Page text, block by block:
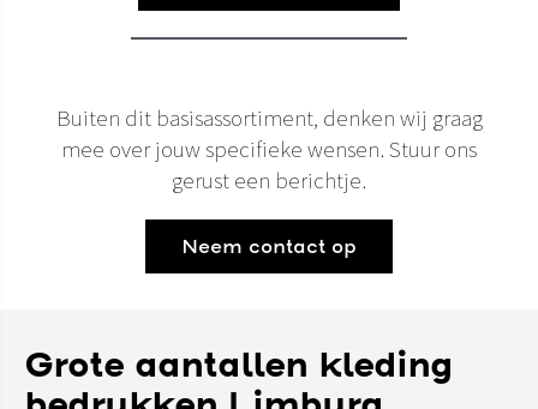
Buiten dit basisassortiment, denken wij graag
mee over jouw specifieke wensen. Stuur ons
gerust een berichtje.
Neem contact op
Grote aantallen kleding